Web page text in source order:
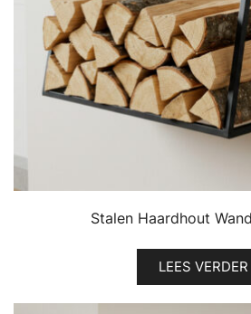
Stalen Haardhout
LEES VERDER